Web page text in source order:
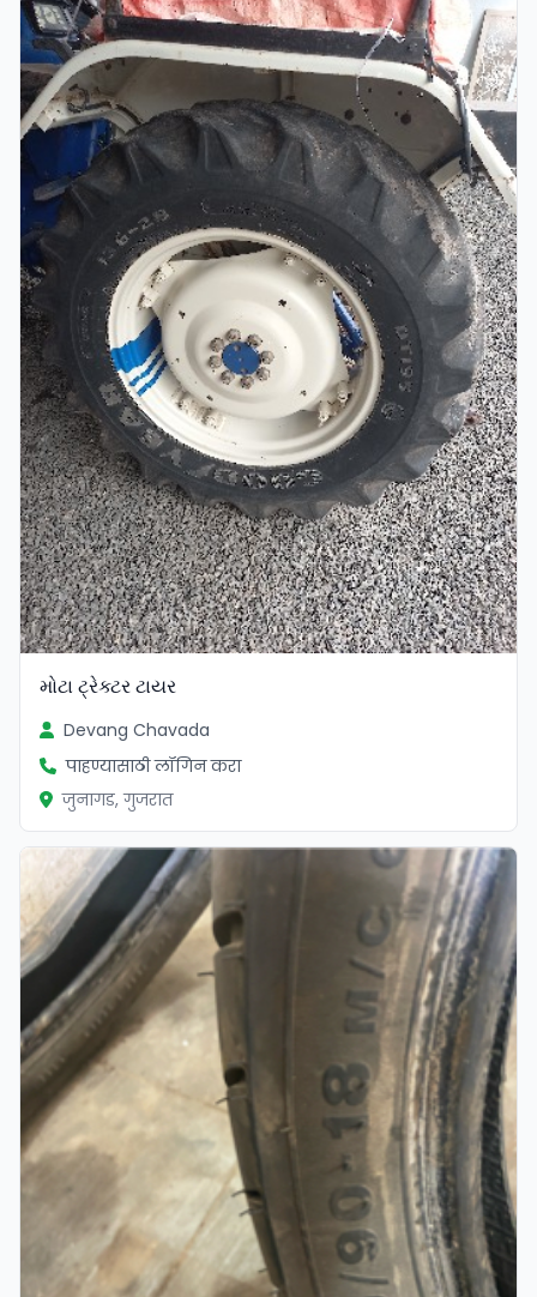
મોટા ટ્રેક્ટર ટાયર
Devang Chavada
पाहण्यासाठी लॉगिन करा
जुनागड, गुजरात